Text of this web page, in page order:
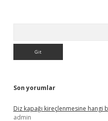
Son yorumlar
Diz kapağı kireçlenmesine hangi
admin